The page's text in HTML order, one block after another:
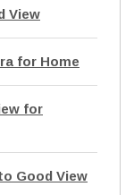
View
for Home
for
Good View